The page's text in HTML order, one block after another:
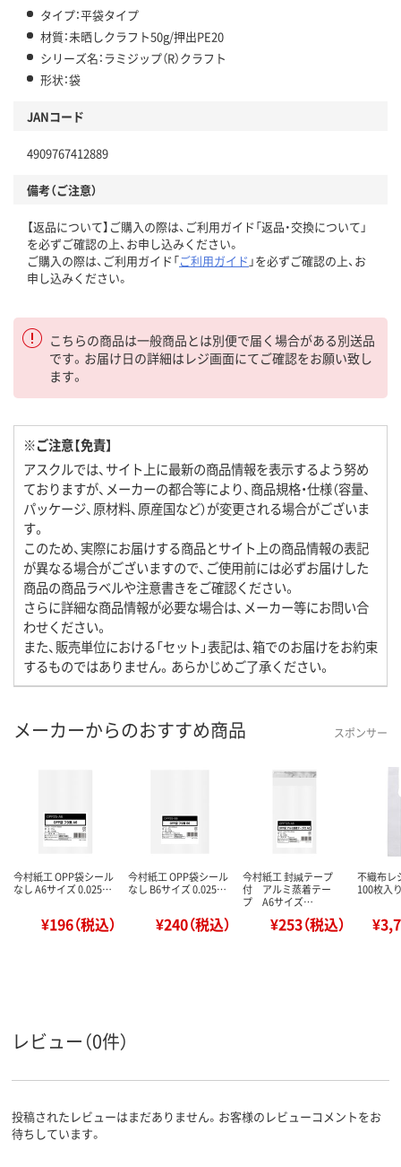
タイプ：平袋タイプ
材質：未晒しクラフト50g/押出PE20
シリーズ名：ラミジップ（R）クラフト
形状：袋
JANコード
4909767412889
備考（ご注意）
【返品について】ご購入の際は、ご利用ガイド「返品・交換について」
を必ずご確認の上、お申し込みください。
ご購入の際は、ご利用ガイド「ご利用ガイド 」を必ずご確認の上、お
申し込みください。
こちらの商品は一般商品とは別便で届く場合がある別送品
です。お届け日の詳細はレジ画面にてご確認をお願い致し
ます。
※ご注意【免責】
アスクルでは、サイト上に最新の商品情報を表示するよう努め
ておりますが、メーカーの都合等により、商品規格・仕様（容量、
パッケージ、原材料、原産国など）が変更される場合がございま
す。
このため、実際にお届けする商品とサイト上の商品情報の表記
が異なる場合がございますので、ご使用前には必ずお届けした
商品の商品ラベルや注意書きをご確認ください。
さらに詳細な商品情報が必要な場合は、メーカー等にお問い合
わせください。
また、販売単位における「セット」表記は、箱でのお届けをお約束
するものではありません。あらかじめご了承ください。
メーカーからのおすすめ商品 スポンサー
今村紙工 OPP袋シール
なし A6サイズ 0.025…
¥196（税込）
今村紙工 OPP袋シール
なし B6サイズ 0.025…
¥240（税込）
今村紙工 封緘テープ
付 アルミ蒸着テー
プ A6サイズ…
¥253（税込）
不織布レ
100枚入
レビュー（0件）
投稿されたレビューはまだありません。お客様のレビューコメントをお
待ちしています。